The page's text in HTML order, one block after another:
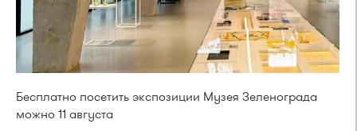
Бесплатно посетить экспозиции Музея Зеленограда
можно 11 августа